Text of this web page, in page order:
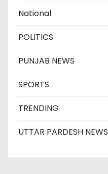
National
POLITICS
PUNJAB NEWS
SPORTS
TRENDING
UTTAR PARDESH NEWS